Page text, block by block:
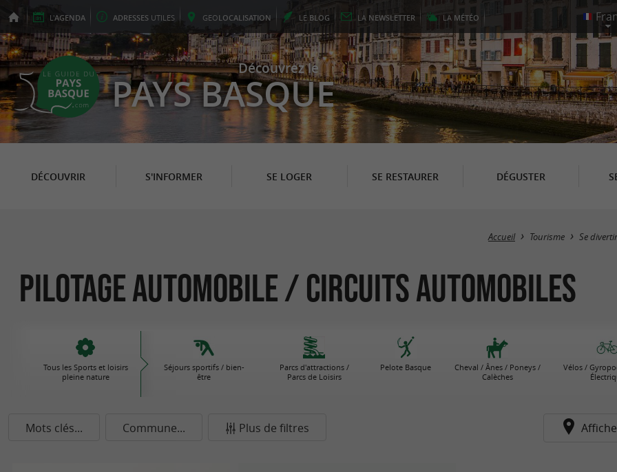
L'AGENDA ADRESSES UTILES GEOLOCALISATION LE BLOG LA NEWSLETTER LA MÉTÉO
Découvrez le
PAYS BASQUE
DÉCOUVRIR S'INFORMER SE LOGER SE RESTAURER DÉGUSTER
Accueil Tourisme Se divertir
Pilotage automobile / Circuits automobiles
Tous les Sports et loisirs
pleine nature
Séjours sportifs / bien-
être
Parcs d'attractions /
Parcs de Loisirs
Pelote Basque
Cheval / Ânes / Poneys /
Calèches
Vélos /
Mots clés... Commune... Plus de filtres